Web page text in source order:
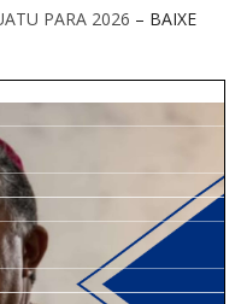
PARA 2026 – BAIXE